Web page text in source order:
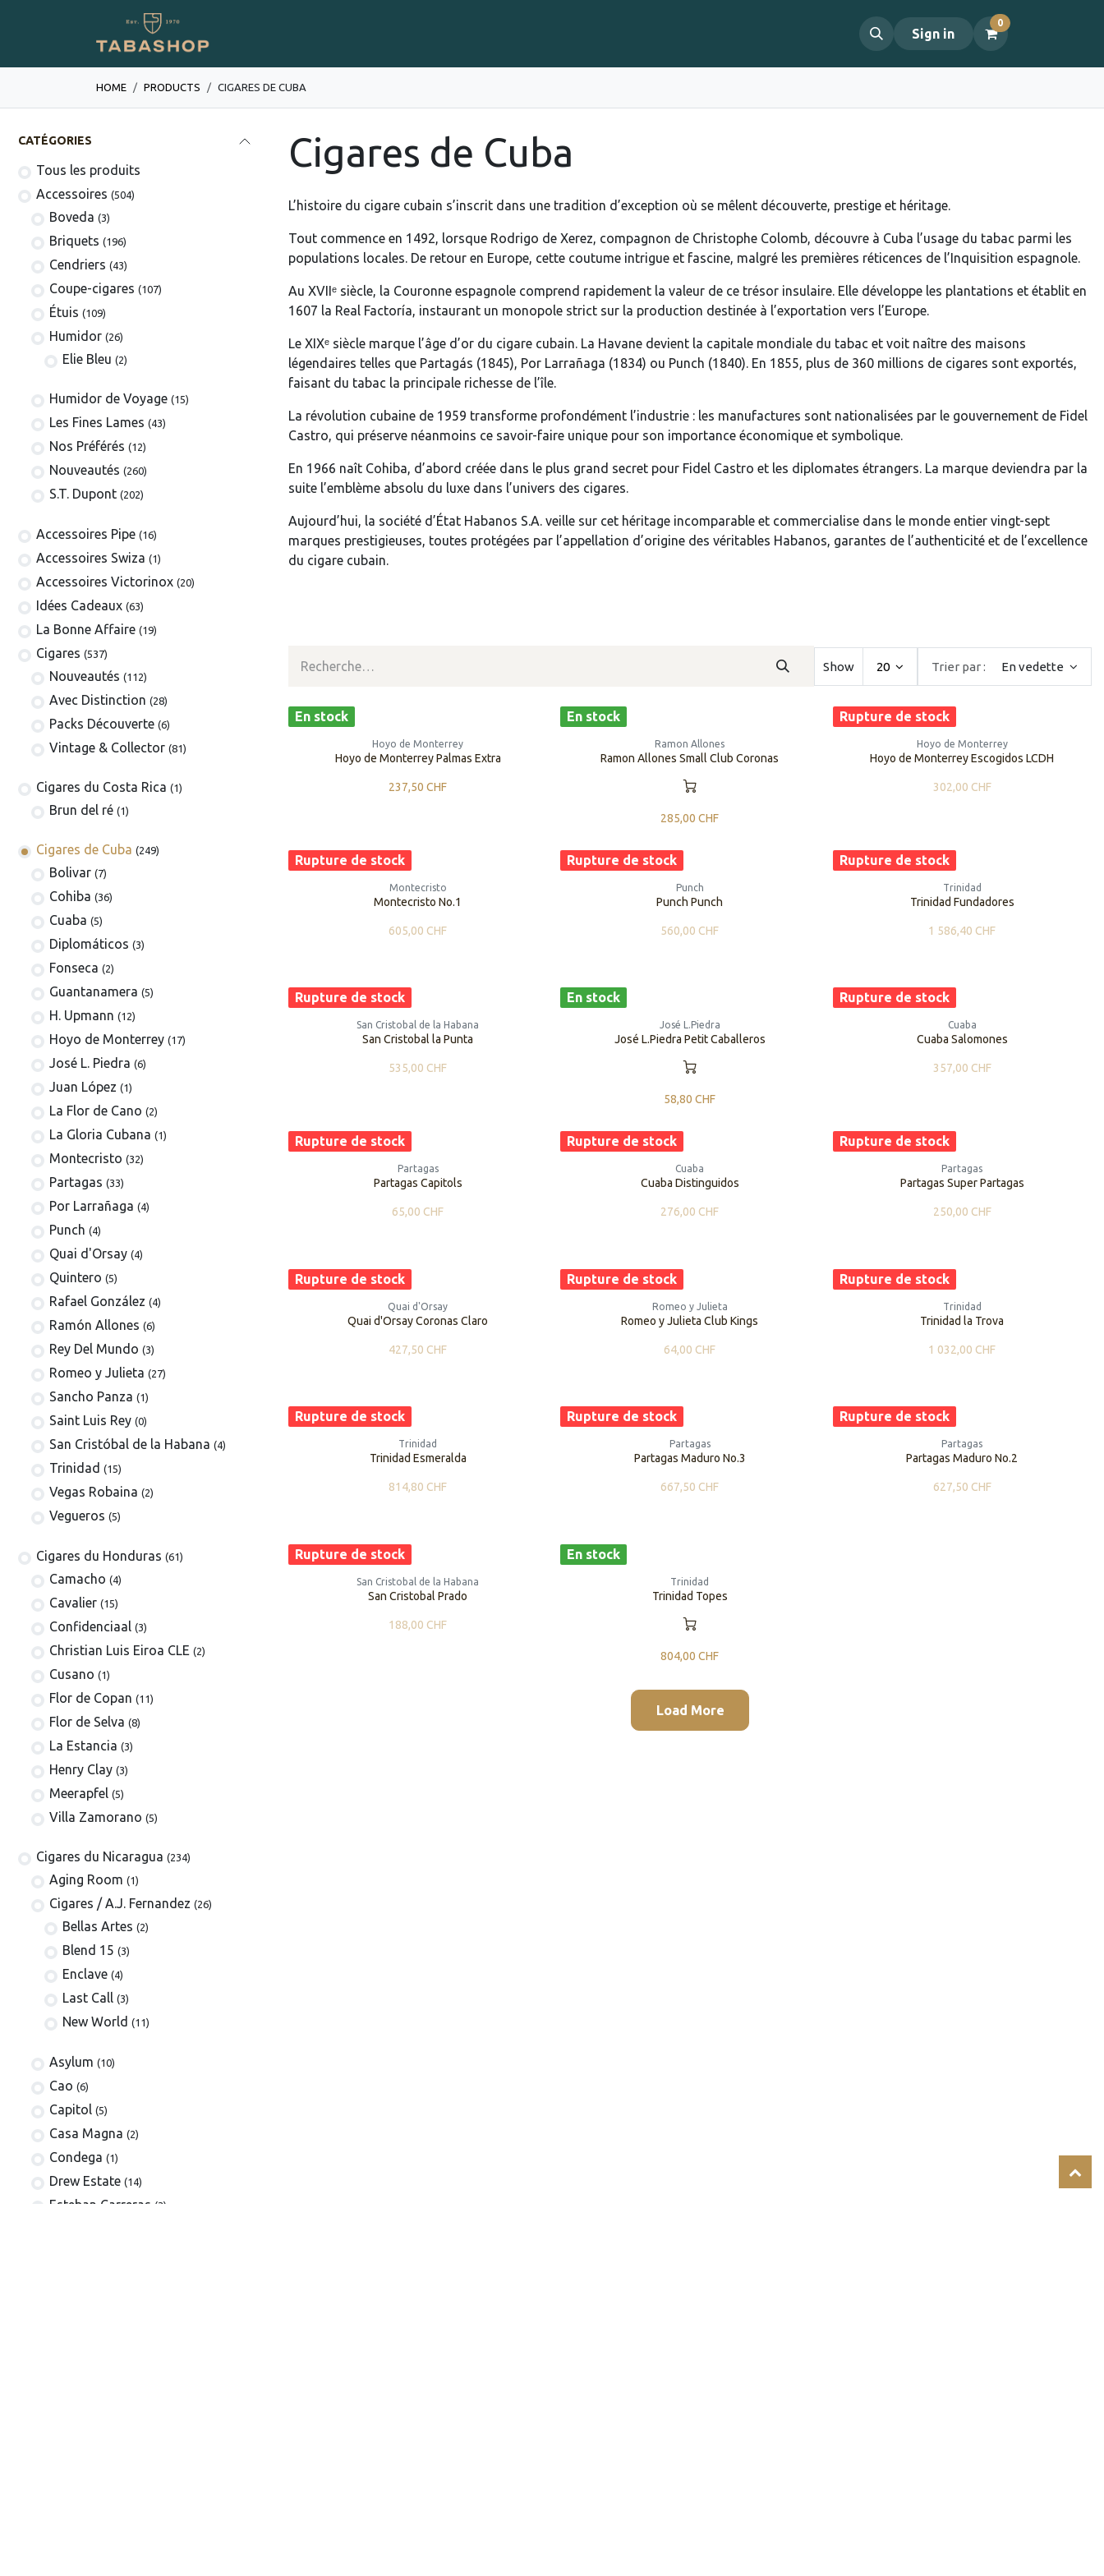
Sign in
0
HOME PRODUCTS CIGARES DE CUBA
CATÉGORIES
Tous les produits
​​​​​​​​​​Accessoires (504)
Boveda (3)
​​​​Briquets (196)
Cendriers (43)
Coupe-cigares (107)
​Étuis (109)
Humidor (26)
Elie Bleu (2)
Humidor de Voyage (15)
Les Fines Lames (43)
Nos Préférés (12)
Nouveautés (260)
S.T. Dupont (202)
​​​​​​​​​​Accessoires Pipe (16)
Accessoires Swiza (1)
​​​​​​​​​​Accessoires Victorinox (20)
Idées Cadeaux (63)
La Bonne Affaire (19)
​​​Cigares (537)
​Nouveautés (112)
Avec Distinction (28)
Packs Découverte (6)
Vintage & Collector (81)
​​​Cigares du Costa Rica (1)
Brun del ré (1)
Cigares de Cuba (249)
​Bolivar (7)
Cohiba (36)
Cuaba (5)
Diplomáticos (3)
Fonseca (2)
Guantanamera (5)
H. Upmann (12)
Hoyo de Monterrey (17)
José L. Piedra (6)
Juan López (1)
La Flor de Cano (2)
La Gloria Cubana (1)
Montecristo (32)
Partagas (33)
Por Larrañaga (4)
Punch (4)
Quai d'Orsay (4)
Quintero (5)
Rafael González (4)
Ramón Allones (6)
Rey Del Mundo (3)
Romeo y Julieta (27)
Sancho Panza (1)
Saint Luis Rey (0)
San Cristóbal de la Habana (4)
Trinidad (15)
Vegas Robaina (2)
Vegueros (5)
​​​Cigares du Honduras (61)
Camacho (4)
Cavalier (15)
Confidenciaal (3)
Christian Luis Eiroa CLE (2)
Cusano (1)
Flor de Copan (11)
Flor de Selva (8)
La Estancia (3)
Henry Clay (3)
Meerapfel (5)
Villa Zamorano (5)
Cigares du Nicaragua (234)
Aging Room (1)
​​​Cigares / A.J. Fernandez (26)
Bellas Artes (2)
Blend 15 (3)
Enclave (4)
Last Call (3)
New World (11)
Asylum (10)
Cao (6)
Capitol (5)
Casa Magna (2)
Condega (1)
Drew Estate (14)
Esteban Carreras (3)
Cigares de Cuba
L’histoire du cigare cubain s’inscrit dans une tradition d’exception où se mêlent découverte, prestige et héritage.
Tout commence en 1492, lorsque Rodrigo de Xerez, compagnon de Christophe Colomb, découvre à Cuba l’usage du tabac parmi les
populations locales. De retour en Europe, cette coutume intrigue et fascine, malgré les premières réticences de l’Inquisition espagnole.
Au XVIIᵉ siècle, la Couronne espagnole comprend rapidement la valeur de ce trésor insulaire. Elle développe les plantations et établit en
1607 la Real Factoría, instaurant un monopole strict sur la production destinée à l’exportation vers l’Europe.
Le XIXᵉ siècle marque l’âge d’or du cigare cubain. La Havane devient la capitale mondiale du tabac et voit naître des maisons
légendaires telles que Partagás (1845), Por Larrañaga (1834) ou Punch (1840). En 1855, plus de 360 millions de cigares sont exportés,
faisant du tabac la principale richesse de l’île.
La révolution cubaine de 1959 transforme profondément l’industrie : les manufactures sont nationalisées par le gouvernement de Fidel
Castro, qui préserve néanmoins ce savoir-faire unique pour son importance économique et symbolique.
En 1966 naît Cohiba, d’abord créée dans le plus grand secret pour Fidel Castro et les diplomates étrangers. La marque deviendra par la
suite l’emblème absolu du luxe dans l’univers des cigares.
Aujourd’hui, la société d’État Habanos S.A. veille sur cet héritage incomparable et commercialise dans le monde entier vingt-sept
marques prestigieuses, toutes protégées par l’appellation d’origine des véritables Habanos, garantes de l’authenticité et de l’excellence
du cigare cubain.
Trier par : En vedette
Show 20
En stock
Hoyo de Monterrey
Hoyo de Monterrey Palmas Extra
237,50 CHF
En stock
Ramon Allones
Ramon Allones Small Club Coronas
285,00 CHF
Rupture de stock
Hoyo de Monterrey
Hoyo de Monterrey Escogidos LCDH
302,00 CHF
Rupture de stock
Montecristo
Montecristo No.1
605,00 CHF
Rupture de stock
Punch
Punch Punch
560,00 CHF
Rupture de stock
Trinidad
Trinidad Fundadores
1 586,40 CHF
Rupture de stock
San Cristobal de la Habana
San Cristobal la Punta
535,00 CHF
En stock
José L.Piedra
José L.Piedra Petit Caballeros
58,80 CHF
Rupture de stock
Cuaba
Cuaba Salomones
357,00 CHF
Rupture de stock
Partagas
Partagas Capitols
65,00 CHF
Rupture de stock
Cuaba
Cuaba Distinguidos
276,00 CHF
Rupture de stock
Partagas
Partagas Super Partagas
250,00 CHF
Rupture de stock
Quai d'Orsay
Quai d'Orsay Coronas Claro
427,50 CHF
Rupture de stock
Romeo y Julieta
Romeo y Julieta Club Kings
64,00 CHF
Rupture de stock
Trinidad
Trinidad la Trova
1 032,00 CHF
Rupture de stock
Trinidad
Trinidad Esmeralda
814,80 CHF
Rupture de stock
Partagas
Partagas Maduro No.3
667,50 CHF
Rupture de stock
Partagas
Partagas Maduro No.2
627,50 CHF
Rupture de stock
San Cristobal de la Habana
San Cristobal Prado
188,00 CHF
En stock
Trinidad
Trinidad Topes
804,00 CHF
Load More